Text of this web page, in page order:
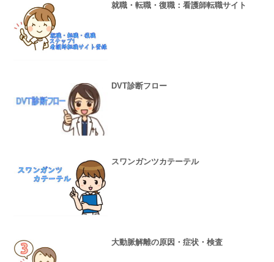
就職・転職・復職：看護師転職サイト
DVT診断フロー
スワンガンツカテーテル
大動脈解離の原因・症状・検査